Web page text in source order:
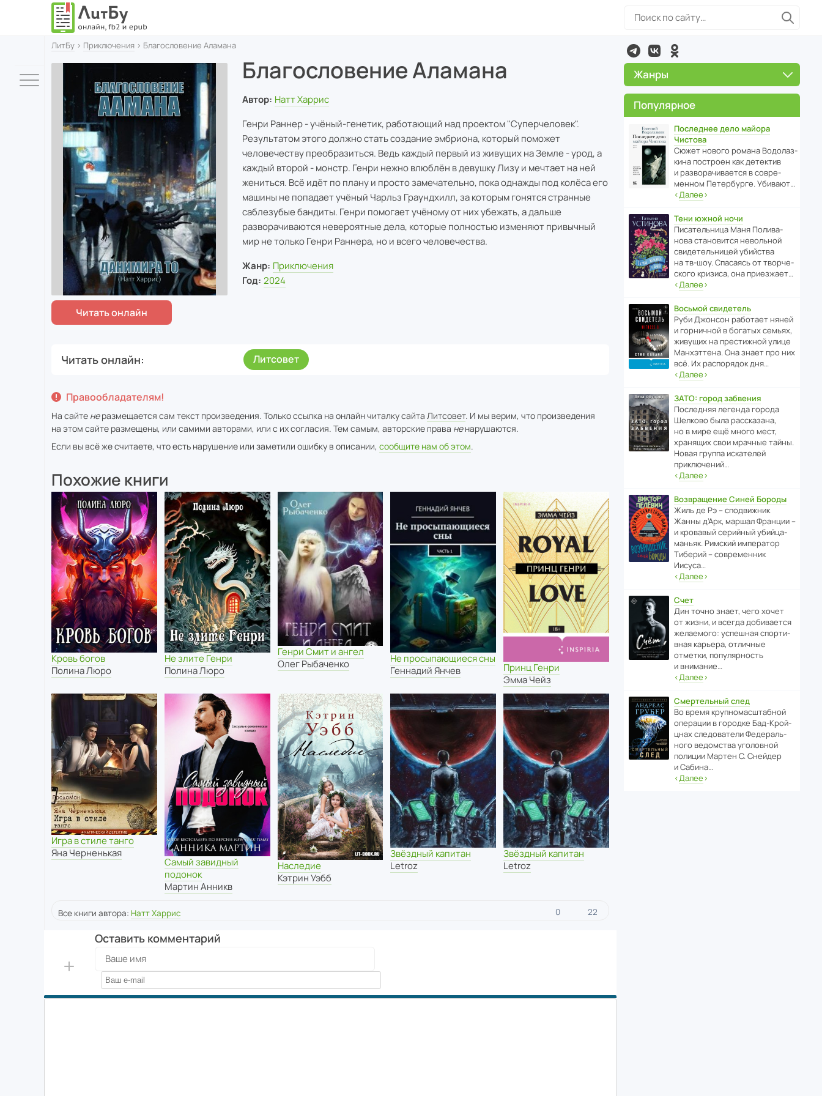
ЛитБу › Приключения › Благословение Аламана
Благословение Аламана
Автор: Натт Харрис
Генри Раннер - учёный-генетик, работающий над проектом "Суперчеловек".
Результатом этого должно стать создание эмбриона, который поможет
человечеству преобразиться. Ведь каждый первый из живущих на Земле - урод, а
каждый второй - монстр. Генри нежно влюблён в девушку Лизу и мечтает на ней
жениться. Всё идёт по плану и просто замечательно, пока однажды под колёса его
машины не попадает учёный Чарльз Граундхилл, за которым гонятся странные
саблезубые бандиты. Генри помогает учёному от них убежать, а дальше
разворачиваются невероятные дела, которые полностью изменяют привычный
мир не только Генри Раннера, но и всего человечества.
Жанр: Приключения
Год: 2024
Читать онлайн Литсовет
Правообладателям!
На сайте неразмещается сам текст произведения. Только ссылка на онлайн читалку сайта Литсовет. И мы верим, что произведения
на этом сайте размещены, или самими авторами, или с их согласия. Тем самым, авторские права ненарушаются.
Если вы всё же считаете, что есть нарушение или заметили ошибку в описании, сообщите нам об этом.
Похожие книги
Кровь богов
Полина Люро
Не злите Генри
Полина Люро
Генри Смит и ангел
Олег Рыбаченко
Не просыпающиеся сны
Геннадий Янчев
Принц Генри
Эмма Чейз
Игра в стиле танго
Яна Черненькая
Самый завидный
подонок
Мартин Анникв
Наследие
Кэтрин Уэбб
Звёздный капитан
Letroz
Звёздный капитан
Letroz
Все книги автора: Натт Харрис 0 22
Оставить комментарий
Жанры
Популярное
Последнее дело майора
Чистова
Сюжет нового романа Водо­ла­з­
кина пост­роен как дете­ктив
и разво­ра­чи­ва­ется в совре­
менном Пете­р­бурге. Убивают…
‹Далее›
Тени южной ночи
Писа­тель­ница Маня Поли­ва­
нова стано­вится невольной
свиде­тель­ницей убийства
на тв-шоу. Спасаясь от твор­че­
с­кого кризиса, она приезжает…
‹Далее›
Восьмой свидетель
Руби Джонсон рабо­тает няней
и горни­чной в богатых семьях,
живущих на прес­ти­жной улице
Манх­эт­тена. Она знает про них
всё. Их распо­рядок дня…
‹Далее›
ЗАТО: город забвения
После­дняя легенда города
Шелково была расска­зана,
но в мире ещё много мест,
хранящих свои мрачные тайны.
Новая группа иска­телей
приключений…
‹Далее›
Возвращение Синей Бороды
Жиль де Рэ – спод­ви­жник
Жанны д’Арк, маршал Франции –
и кровавый серийный убийца-
маньяк. Римский импе­ратор
Тиберий – совре­менник
Иисуса…
‹Далее›
Счет
Дин точно знает, чего хочет
от жизни, и всегда доби­ва­ется
жела­е­мого: успе­шная спор­ти­
вная карьера, отли­чные
отметки, попу­ля­р­ность
и внимание…
‹Далее›
Смертельный след
Во время круп­но­мас­ш­та­бной
операции в городке Бад‑Крой­
цнах следо­ва­тели Феде­раль­
ного ведомства уголо­вной
полиции Мартен С. Снейдер
и Сабина…
‹Далее›